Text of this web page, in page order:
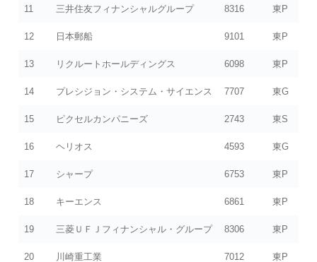
11 三井住友フィナンシャルグループ 8316 東P
12 日本郵船 9101 東P
13 リクルートホールディングス 6098 東P
14 プレシジョン・システム・サイエンス 7707 東G
15 ピクセルカンパニーズ 2743 東S
16 ヘリオス 4593 東G
17 シャープ 6753 東P
18 キーエンス 6861 東P
19 三菱ＵＦＪフィナンシャル・グループ 8306 東P
20 川崎重工業 7012 東P